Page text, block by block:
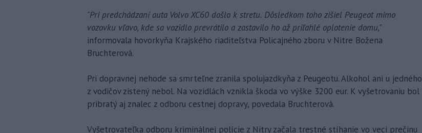
"Pri predchádzaní auta Volvo XC60 došlo k stretu. Dôsledkom toho zišiel Peugeot mimo
vozovku vľavo, kde sa vozidlo prevrátilo a zastavilo ho až priľahlé oplotenie domu,"
informovala hovorkyňa Krajského riaditeľstva Policajného zboru v Nitre Božena
Bruchterová.
Pri dopravnej nehode sa smrteľne zranila spolujazdkyňa z Peugeotu. Alkohol ani u jedného
z vodičov zistený nebol. Na vozidlách vznikla škoda vo výške 3200 eur. K vyšetrovaniu bol
pribratý aj znalec z odboru cestnej dopravy, povedala Bruchterová.
Vyšetrovateľka odboru kriminálnej polície z Nitry začala trestné stíhanie vo veci prečinu